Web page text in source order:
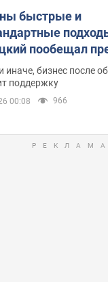
быстрые и
пообещал
приоритетный
складским
иначе, бизнес после
поддержку
00:08 966